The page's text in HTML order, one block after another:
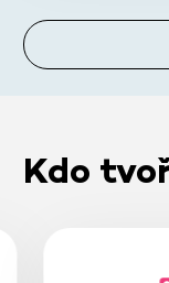
Kdo